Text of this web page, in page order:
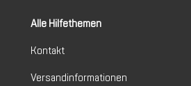
Alle Hilfethemen
Kontakt
Versandinformationen